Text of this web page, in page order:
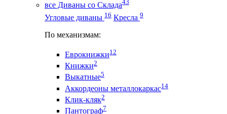
все Диваны со Склада43
Угловые диваны 16 Кресла 9
По механизмам:
Еврокнижки12
Книжки2
Выкатные5
Аккордеоны металлокаркас14
Клик-кляк2
Пантограф7